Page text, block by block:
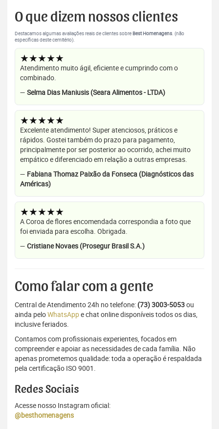
O que dizem nossos clientes
Destacamos algumas avaliações reais de clientes sobre Best Homenagens. (não
específicas deste cemitério).
★★★★★
Atendimento muito ágil, eficiente e cumprindo com o
combinado.
— Selma Dias Maniusis (Seara Alimentos - LTDA)
★★★★★
Excelente atendimento! Super atenciosos, práticos e
rápidos. Gostei também do prazo para pagamento,
principalmente por ser posterior ao ocorrido, achei muito
empático e diferenciado em relação a outras empresas.
— Fabiana Thomaz Paixão da Fonseca (Diagnósticos das
Américas)
★★★★★
A Coroa de flores encomendada correspondia a foto que
foi enviada para escolha. Obrigada.
— Cristiane Novaes (Prosegur Brasil S.A.)
Como falar com a gente
Central de Atendimento 24h no telefone: (73) 3003-5053ou
ainda peloWhatsAppe chat online disponíveis todos os dias,
inclusive feriados.
Contamos com profissionais experientes, focados em
compreender e apoiar as necessidades de cada família. Não
apenas prometemos qualidade: toda a operação é respaldada
pela certificação ISO 9001.
Redes Sociais
Acesse nosso Instagram oficial:
@besthomenagens